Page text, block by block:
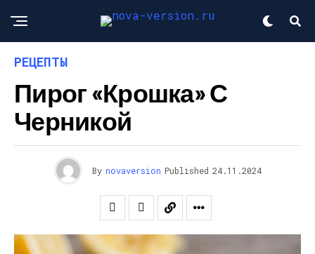
РЕЦЕПТЫ
Пирог «Крошка» С
Черникой
By novaversion Published 24.11.2024